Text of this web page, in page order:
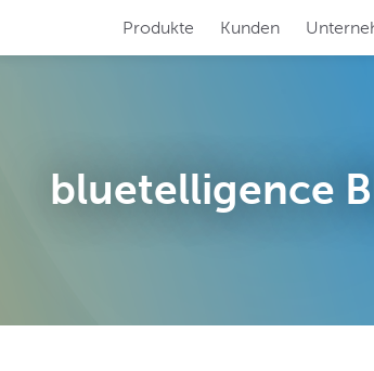
Produkte Kunden
BOOSTER
Sie Ihrebluetelligence